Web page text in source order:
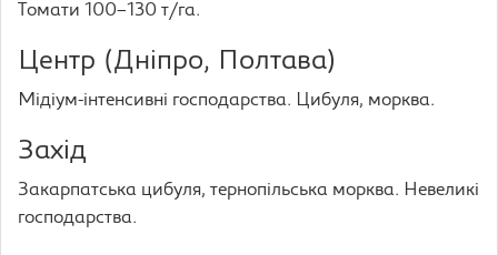
Томати 100–130 т/га.
Центр (Дніпро, Полтава)
Мідіум-інтенсивні господарства. Цибуля, морква.
Захід
Закарпатська цибуля, тернопільська морква. Невеликі
господарства.